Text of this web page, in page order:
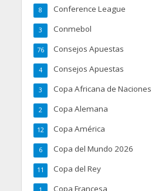
Conference League
8
Conmebol
3
Consejos Apuestas
76
Consejos Apuestas
4
Copa Africana de Naciones
3
Copa Alemana
2
Copa América
12
Copa del Mundo 2026
6
Copa del Rey
11
Copa Francesa